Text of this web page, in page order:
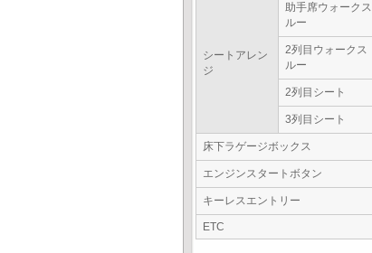
シートアレン
ジ
助手席ウォークス
ルー
2列目ウォークス
ルー
2列目シート
3列目シート
床下ラゲージボックス
エンジンスタートボタン
キーレスエントリー
ETC